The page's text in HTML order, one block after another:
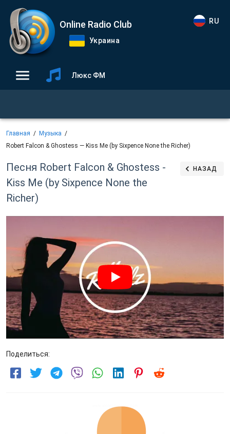
Online Radio Club
Украина
RU
Люкс ФМ
Главная
Музыка
Robert Falcon & Ghostess — Kiss Me (by Sixpence None the Richer)
Песня Robert Falcon & Ghostess -
Kiss Me (by Sixpence None the
Richer)
НАЗАД
Поделиться: